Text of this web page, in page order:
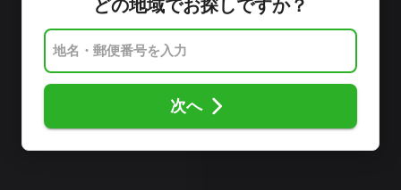
どの地域でお探しですか？
次へ